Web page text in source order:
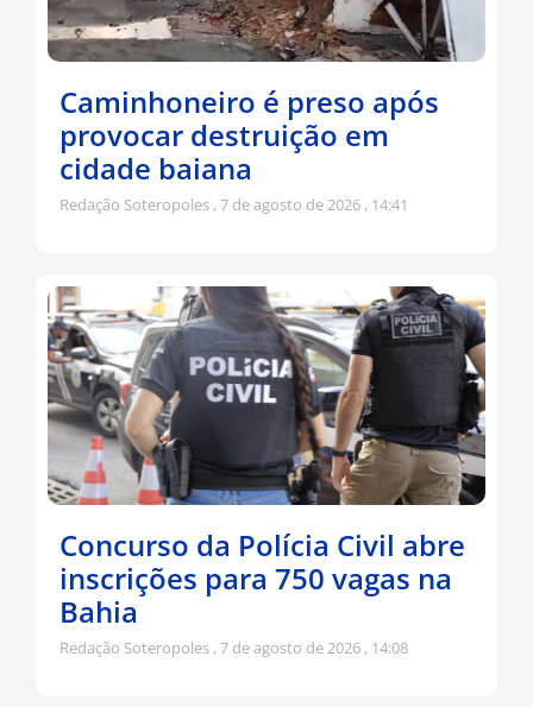
Caminhoneiro é preso após
provocar destruição em
cidade baiana
Redação Soteropoles 7 de agosto de 2026 14:41
Concurso da Polícia Civil abre
inscrições para 750 vagas na
Bahia
Redação Soteropoles 7 de agosto de 2026 14:08